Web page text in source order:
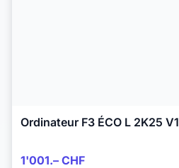
Ordinateur F3 ÉCO L 2K25 V1
1'001.– CHF